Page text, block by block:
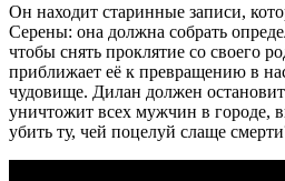
Он находит старинные записи,
Серены: она должна собрать
чтобы снять проклятие со своего
приближает её к превращению в
чудовище. Дилан должен
уничтожит всех мужчин в городе,
убить ту, чей поцелуй слаще